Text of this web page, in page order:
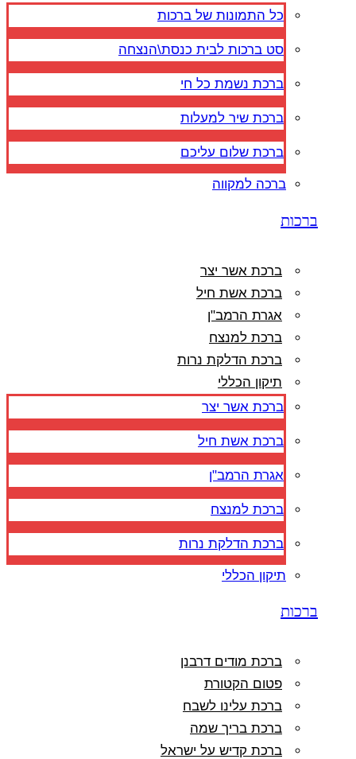
כל התמונות של ברכות
סט ברכות לבית כנסת\הנצחה
ברכת נשמת כל חי
ברכת שיר למעלות
ברכת שלום עליכם
ברכה למקווה
ברכות
ברכת אשר יצר
ברכת אשת חיל
אגרת הרמב"ן
ברכת למנצח
ברכת הדלקת נרות
תיקון הכללי
ברכת אשר יצר
ברכת אשת חיל
אגרת הרמב"ן
ברכת למנצח
ברכת הדלקת נרות
תיקון הכללי
ברכות
ברכת מודים דרבנן
פטום הקטורת
ברכת עלינו לשבח
ברכת בריך שמה
ברכת קדיש על ישראל